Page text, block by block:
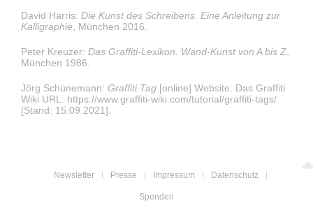
David Harris: Die Kunst des Schreibens. Eine Anleitung zur
Kalligraphie , München 2016.
Peter Kreuzer: Das Graffiti-Lexikon. Wand-Kunst von A bis Z
München 1986.
Jörg Schünemann: Graffiti Tag [online] Website: Das Graffiti
Wiki URL: https://www.graffiti-wiki.com/tutorial/graffiti-tags/
[Stand: 15.09.2021].
Newsletter Presse Impressum Datenschutz
Spenden